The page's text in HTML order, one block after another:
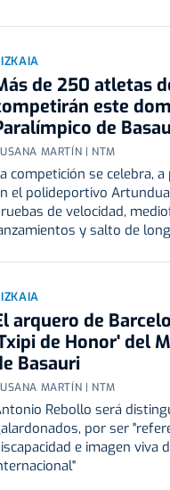
de 250 atletas
este
de
MARTÍN | NTM
competición se celebra,
el polideportivo
de velocidad,
y salto de
arquero de
de Honor' del
Basauri
MARTÍN | NTM
Rebollo será
por ser
e imagen viva